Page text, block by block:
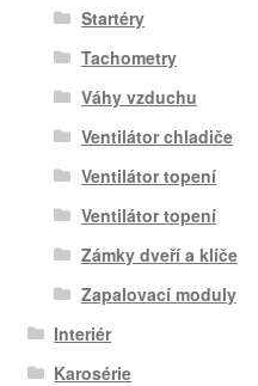
Startéry
Tachometry
Váhy vzduchu
Ventilátor chladiče
Ventilátor topení
Ventilátor topení
Zámky dveří a klíče
Zapalovací moduly
Interiér
Karosérie